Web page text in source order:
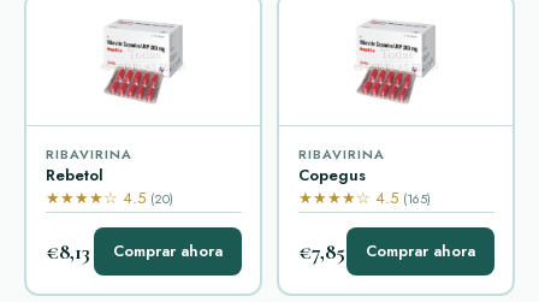
RIBAVIRINA
Rebetol
★★★★☆ 4.5 (20)
€8,13 Comprar ahora
RIBAVIRINA
Copegus
★★★★☆ 4.5 (165)
€7,85 Comprar ahora